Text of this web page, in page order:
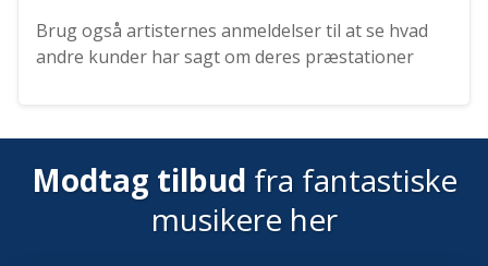
Brug også artisternes anmeldelser til at se hvad
andre kunder har sagt om deres præstationer
Modtag tilbud fra fantastiske
musikere her